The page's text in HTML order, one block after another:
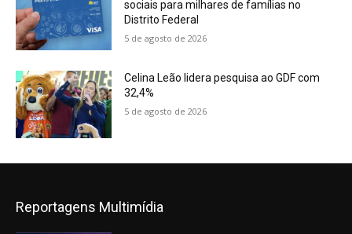
sociais para milhares de famílias no
Distrito Federal
5 de agosto de 2026
Celina Leão lidera pesquisa ao GDF com
32,4%
5 de agosto de 2026
Reportagens Multimídia